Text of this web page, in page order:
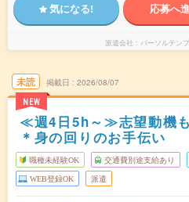
気になる! 応募へ
派遣会社 パーソルテン
未読
NEW
掲載日 2026/08/07
≪週4日5h～≫志望動機も
＊身の回りのお手伝い
職種未経験OK 交通費別途支給あり
WEB登録OK 派遣